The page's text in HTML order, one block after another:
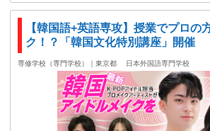
【韓国語+英語専攻】授業でプロの
ク！？「韓国文化特別講座」開催
専修学校（専門学校）｜東京都 日本外国語専門学校